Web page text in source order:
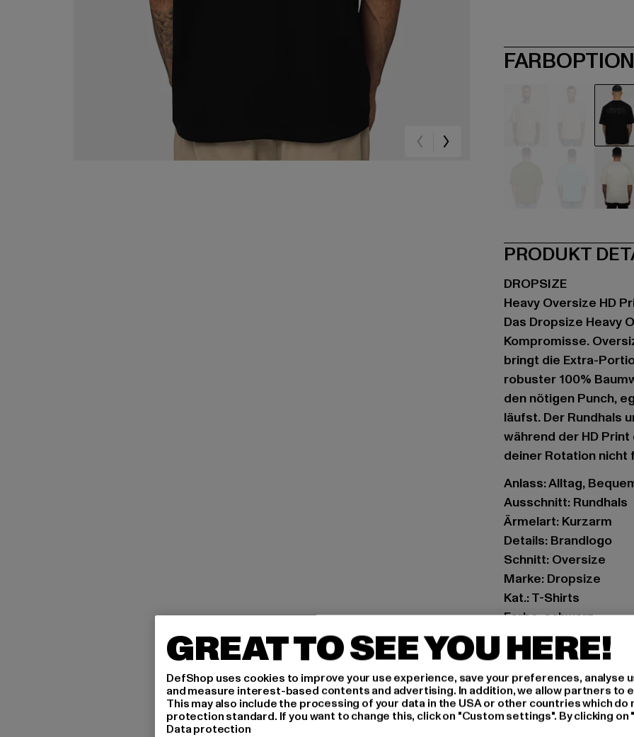
PRODUKT
DROPSIZE
Heavy Oversize HD
Das Dropsize Heavy
Kompromisse.
bringt die Extra-
robuster 100%
den nötigen Punch,
läufst. Der Rundhals
während der HD
deiner Rotation nicht
Anlass: Alltag,
Ausschnitt: Rundhals
Ärmelart: Kurzarm
Details: Brandlogo
Schnitt: Oversize
Marke: Dropsize
Kat.: T-Shirts
Farbe: schwarz
Hersteller Farbe: black
Art.Nr: DSTS111-
Hersteller: Dropsize
GREAT TO SEE YOU HERE!
DefShop uses cookies to improve your use experience, save your preferences, analyse
and measure interest-based contents and advertising. In addition, we allow partners to
This may also include the processing of your data in the USA or other countries which do
protection standard. If you want to change this, click on "Custom settings". By clicking
Data protection